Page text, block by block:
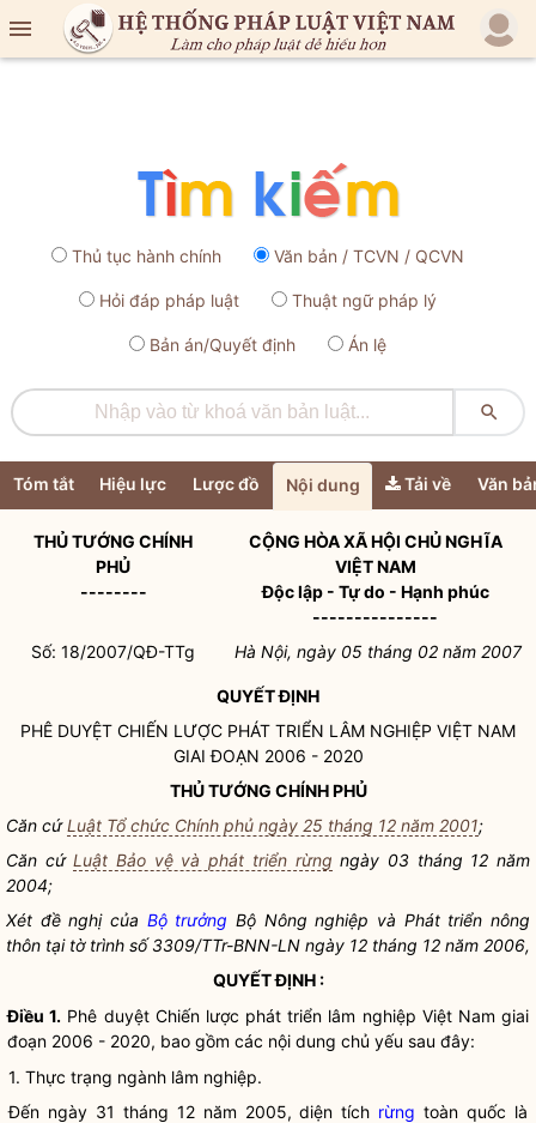

Thủ tục hành chính Văn bản / TCVN / QCVN
Hỏi đáp pháp luật Thuật ngữ pháp lý
Bản án/Quyết định Án lệ

Tóm tắt Hiệu lực Lược đồ Nội dung Tải về Văn
THỦ TƯỚNG CHÍNH
PHỦ
--------
CỘNG HÒA XÃ HỘI CHỦ NGHĨA
VIỆT NAM
Độc lập - Tự do - Hạnh phúc
---------------
Số: 18/2007/QĐ-TTg
Hà Nội, ngày 05 tháng 02 năm 2007
QUYẾT ĐỊNH
PHÊ DUYỆT CHIẾN LƯỢC PHÁT TRIỂN LÂM NGHIỆP VIỆT NAM
GIAI ĐOẠN 2006 - 2020
THỦ TƯỚNG CHÍNH PHỦ
Căn cứLuật Tổ chức Chính phủ ngày 25 tháng 12 năm 2001;
Căn cứLuật Bảo vệ và phát triển rừng ngày 03 tháng 12 năm
2004;
Xét đề nghị của Bộ trưởng Bộ Nông nghiệp và Phát triển nông
thôn tại tờ trình số 3309/TTr-BNN-LN ngày 12 tháng 12 năm 2006,
QUYẾT ĐỊNH :
Điều 1. Phê duyệt Chiến lược phát triển lâm nghiệp Việt Nam giai
đoạn 2006 - 2020, bao gồm các nội dung chủ yếu sau đây:
1. Thực trạng ngành lâm nghiệp.
Đến ngày 31 tháng 12 năm 2005, diện tích rừng toàn quốc là